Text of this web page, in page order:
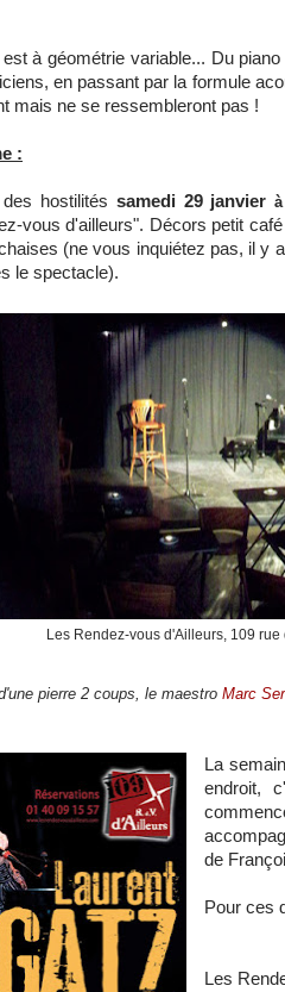
à géométrie variable... Du
en passant par la formule
mais ne se ressembleront pas !
:
hostilités samedi 29 janvier
vous d'ailleurs". Décors petit
(ne vous inquiétez pas, il y
le spectacle).
Les Rendez-vous d'Ailleurs, 109
pierre 2 coups, le maestro Marc
La
endroit,
de
Pour ces
Les